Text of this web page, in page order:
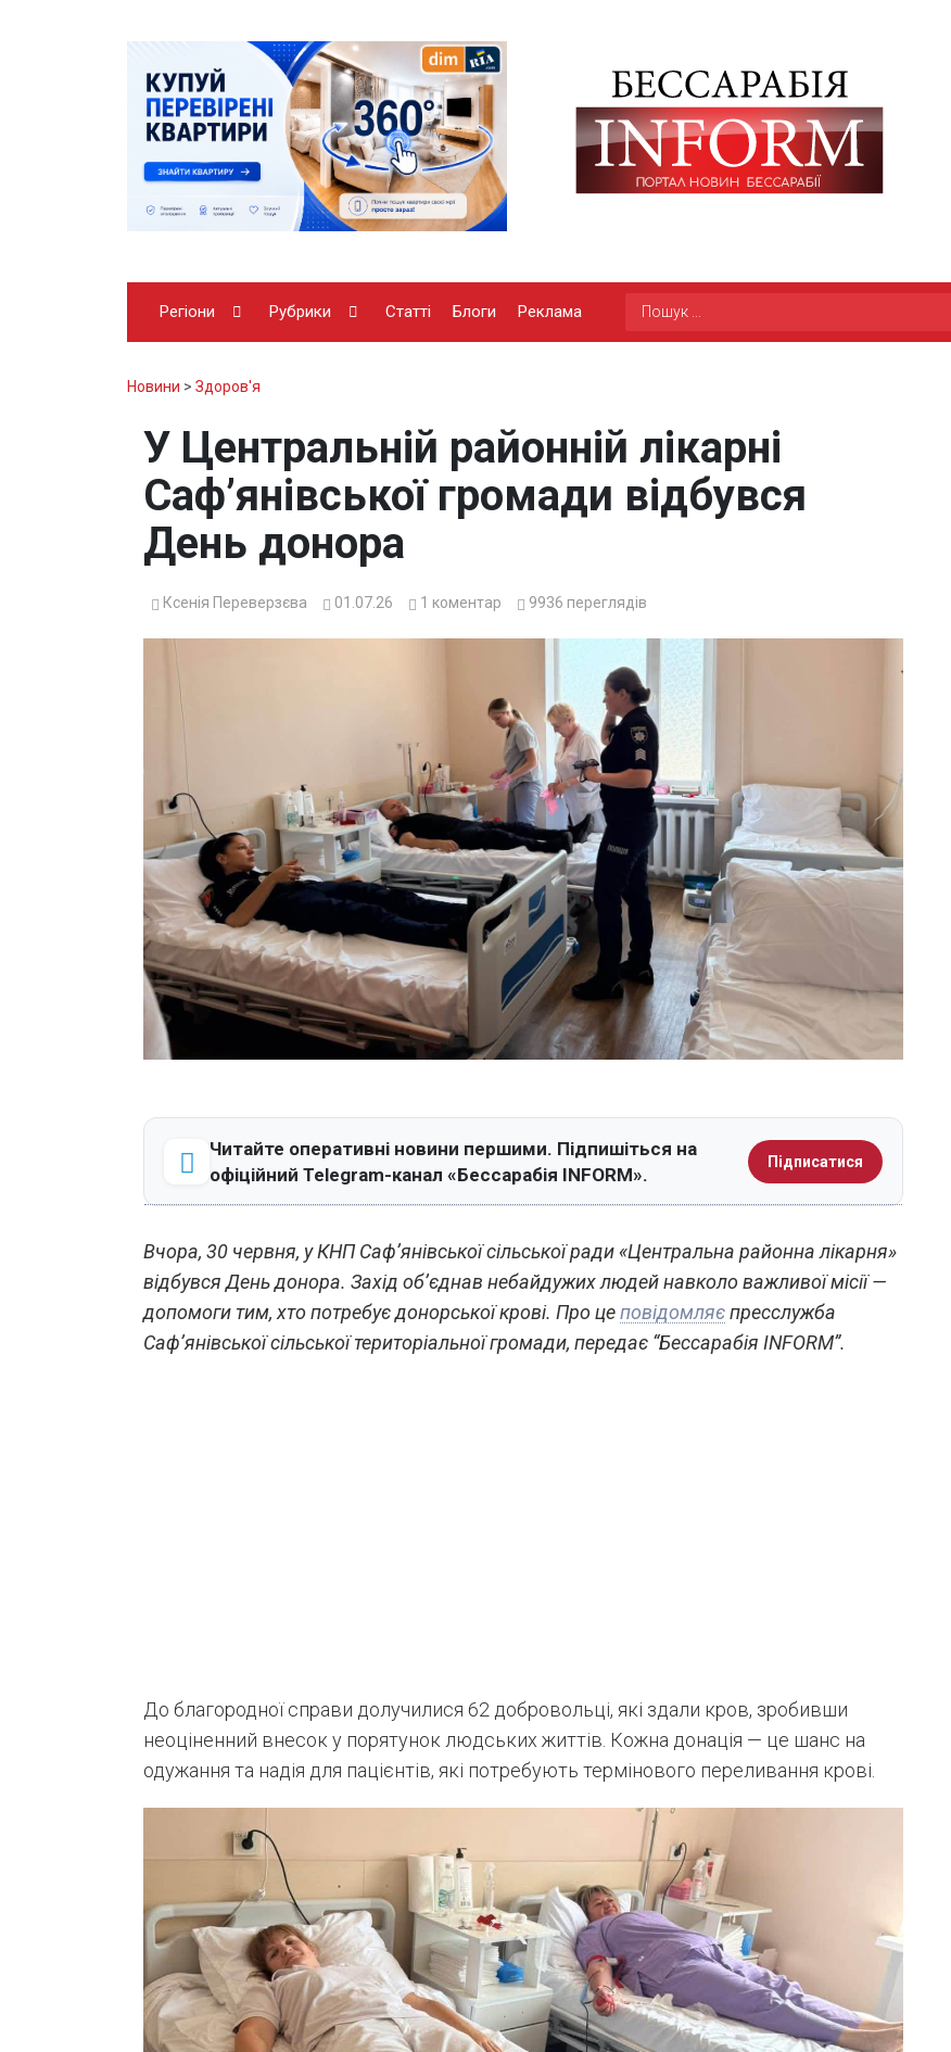
Регіони Рубрики Статті Блоги Реклама
Новини > Здоров'я
У Центральній районній лікарні
Саф’янівської громади відбувся
День донора
Ксенія Переверзєва 01.07.26 1 коментар 9936 переглядів
Читайте оперативні новини першими. Підпишіться на
офіційний Telegram-канал «Бессарабія INFORM».
Підписатися
Вчора, 30 червня, у КНП Саф’янівської сільської ради «Центральна районна лікарня»
відбувся День донора. Захід об’єднав небайдужих людей навколо важливої місії —
допомоги тим, хто потребує донорської крові. Про цеповідомляєпресслужба
Саф’янівської сільської територіальної громади, передає “Бессарабія INFORM”.
До благородної справи долучилися 62 добровольці, які здали кров, зробивши
неоціненний внесок у порятунок людських життів. Кожна донація — це шанс на
одужання та надія для пацієнтів, які потребують термінового переливання крові.